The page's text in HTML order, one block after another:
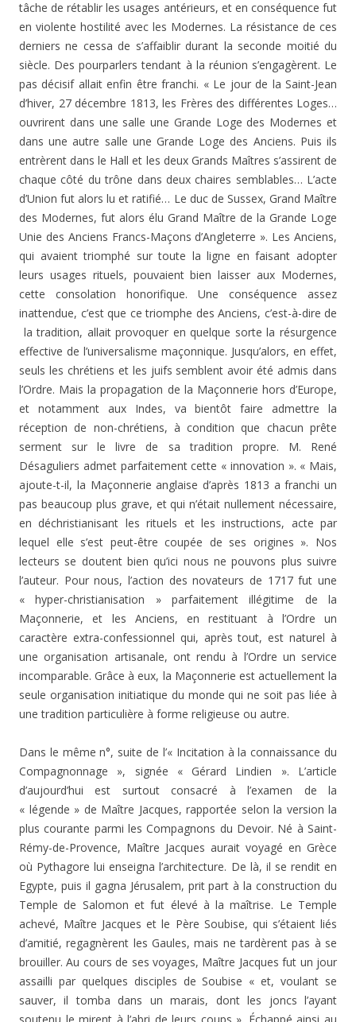
tâche de rétablir les usages antérieurs, et en conséquence fut
en violente hostilité avec les Modernes. La résistance de ces
derniers ne cessa de s’affaiblir durant la seconde moitié du
siècle. Des pourparlers tendant à la réunion s’engagè­rent. Le
pas décisif allait enfin être franchi. « Le jour de la Saint-Jean
d’hiver, 27 décembre 1813, les Frères des différentes Loges…
ouvrirent dans une salle une Grande Loge des Modernes et
dans une autre salle une Grande Loge des Anciens. Puis ils
entrèrent dans le Hall et les deux Grands Maîtres s’assirent de
chaque côté du trône dans deux chaires semblables… L’acte
d’Union fut alors lu et ratifié… Le duc de Sussex, Grand Maître
des Moder­nes, fut alors élu Grand Maître de la Grande Loge
Unie des Anciens Francs-Maçons d’Angleterre ». Les Anciens,
qui avaient triomphé sur toute la ligne en faisant adopter
leurs usages rituels, pouvaient bien laisser aux Modernes,
cette consolation honorifique. Une conséquence assez
inattendue, c’est que ce triomphe des Anciens, c’est-à-dire de
la tradition, allait provoquer en quelque sorte la résurgen­ce
effective de l’universalisme maçonnique. Jusqu’alors, en effet,
seuls les chrétiens et les juifs semblent avoir été admis dans
l’Ordre. Mais la propagation de la Maçonnerie hors d’Europe,
et notamment aux Indes, va bientôt faire admettre la
réception de non-chrétiens, à condition que chacun prête
serment sur le livre de sa tradition propre. M. René
Désaguliers admet parfaitement cette « innovation ». « Mais,
ajoute-t-il, la Maçonnerie anglaise d’après 1813 a franchi un
pas beaucoup plus grave, et qui n’était nullement nécessaire,
en déchristianisant les rituels et les instructions, acte par
lequel elle s’est peut-être coupée de ses origines ». Nos
lecteurs se doutent bien qu’ici nous ne pouvons plus suivre
l’auteur. Pour nous, l’action des novateurs de 1717 fut une
« hyper-christianisation » par­faitement illégitime de la
Maçonnerie, et les Anciens, en restituant à l’Ordre un
caractère extra-confessionnel qui, après tout, est naturel à
une organisation artisanale, ont rendu à l’Ordre un service
incomparable. Grâce à eux, la Maçonnerie est actuellement la
seule organisation initia­tique du monde qui ne soit pas liée à
une tradition par­ticulière à forme religieuse ou autre.
Dans le même n°, suite de l’« Incitation à la connais­sance du
Compagnonnage », signée « Gérard Lindien ». L’article
d’aujourd’hui est surtout consacré à l’examen de la
« légende » de Maître Jacques, rapportée selon la ver­sion la
plus courante parmi les Compagnons du Devoir. Né à Saint-
Rémy-de-Provence, Maître Jacques aurait voya­gé en Grèce
où Pythagore lui enseigna l’architecture. De là, il se rendit en
Egypte, puis il gagna Jérusalem, prit part à la construction du
Temple de Salomon et fut élevé à la maîtrise. Le Temple
achevé, Maître Jacques et le Père Soubise, qui s’étaient liés
d’amitié, regagnèrent les Gau­les, mais ne tardèrent pas à se
brouiller. Au cours de ses voyages, Maître Jacques fut un jour
assailli par quelques disciples de Soubise « et, voulant se
sauver, il tomba dans un marais, dont les joncs l’ayant